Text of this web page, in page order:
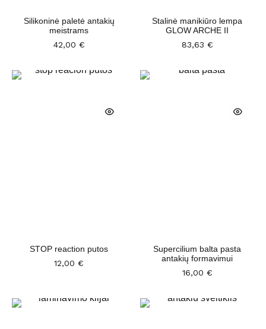
Silikoninė paletė antakių
meistrams
42,00 €
Stalinė manikiūro lempa
GLOW ARCHE II
83,63 €
STOP reaction putos
12,00 €
Supercilium balta pasta
antakių formavimui
16,00 €